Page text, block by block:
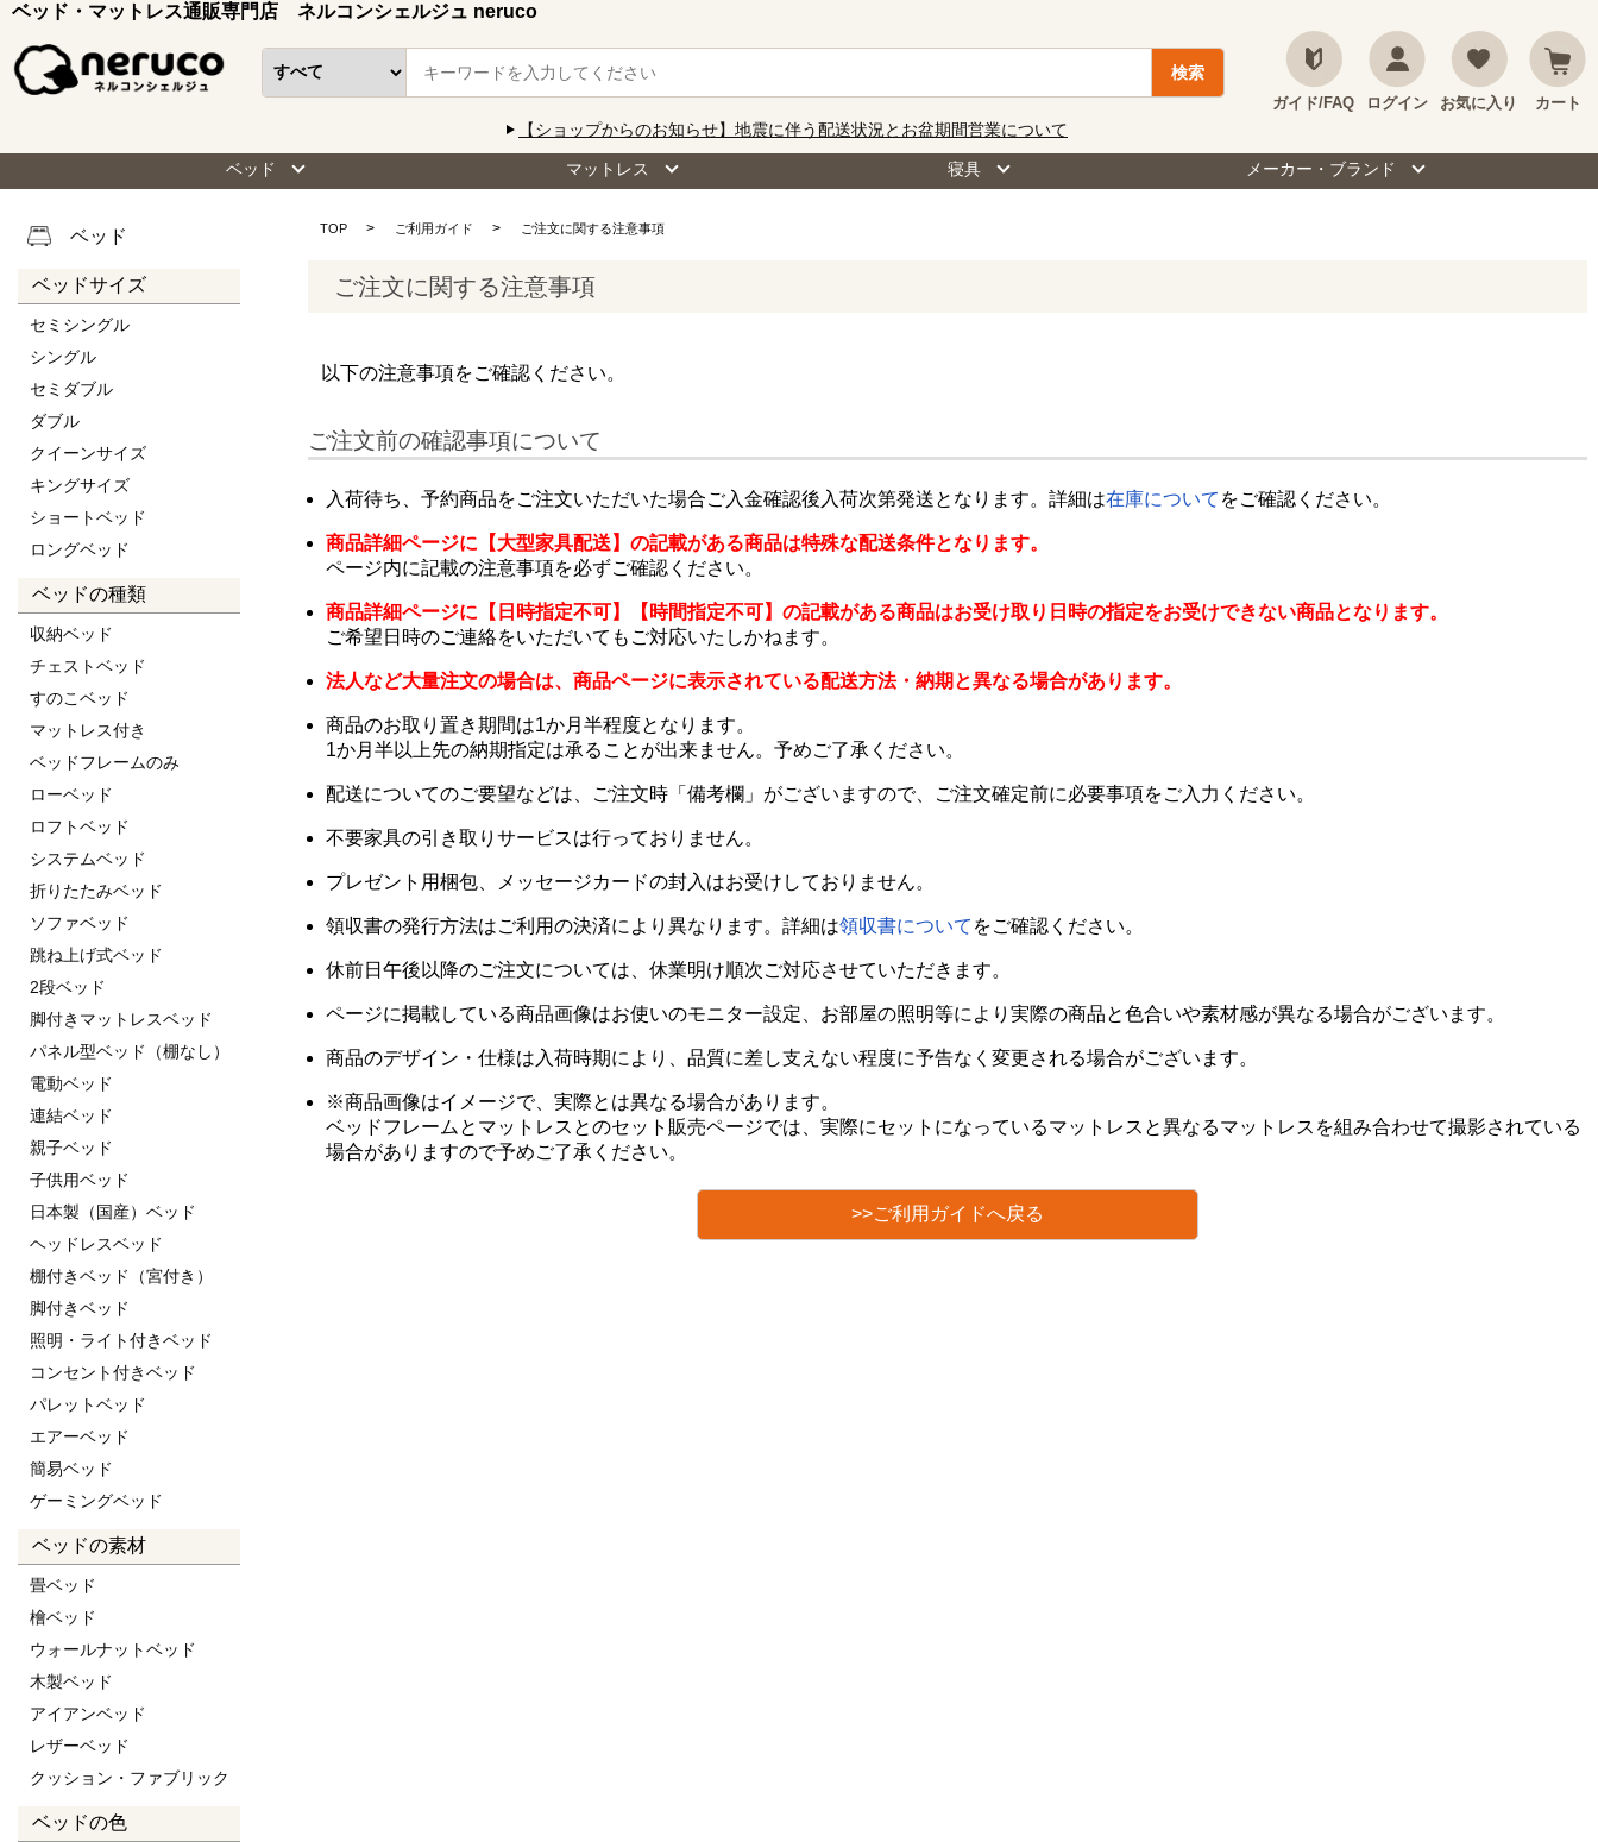
ベッド・マットレス通販専門店 ネルコンシェルジュ neruco
ガイド/FAQ ログイン お気に入り カート
【ショップからのお知らせ】地震に伴う配送状況とお盆期間営業について
ベッド マットレス 寝具 メーカー・ブランド
ベッド
ベッドサイズ
セミシングル
シングル
セミダブル
ダブル
クイーンサイズ
キングサイズ
ショートベッド
ロングベッド
ベッドの種類
収納ベッド
チェストベッド
すのこベッド
マットレス付き
ベッドフレームのみ
ローベッド
ロフトベッド
システムベッド
折りたたみベッド
ソファベッド
跳ね上げ式ベッド
2段ベッド
脚付きマットレスベッド
パネル型ベッド（棚なし）
電動ベッド
連結ベッド
親子ベッド
子供用ベッド
日本製（国産）ベッド
ヘッドレスベッド
棚付きベッド（宮付き）
脚付きベッド
照明・ライト付きベッド
コンセント付きベッド
パレットベッド
エアーベッド
簡易ベッド
ゲーミングベッド
ベッドの素材
畳ベッド
檜ベッド
ウォールナットベッド
木製ベッド
アイアンベッド
レザーベッド
クッション・ファブリック
ベッドの色
TOP ご利用ガイド ご注文に関する注意事項
ご注文に関する注意事項
以下の注意事項をご確認ください。
ご注文前の確認事項について
入荷待ち、予約商品をご注文いただいた場合ご入金確認後入荷次第発送となります。詳細は在庫について をご確認ください。
商品詳細ページに【大型家具配送】の記載がある商品は特殊な配送条件となります。
ページ内に記載の注意事項を必ずご確認ください。
商品詳細ページに【日時指定不可】【時間指定不可】の記載がある商品はお受け取り日時の指定をお受けできない商品となります。
ご希望日時のご連絡をいただいてもご対応いたしかねます。
法人など大量注文の場合は、商品ページに表示されている配送方法・納期と異なる場合があります。
商品のお取り置き期間は1か月半程度となります。
1か月半以上先の納期指定は承ることが出来ません。予めご了承ください。
配送についてのご要望などは、ご注文時「備考欄」がございますので、ご注文確定前に必要事項をご入力ください。
不要家具の引き取りサービスは行っておりません。
プレゼント用梱包、メッセージカードの封入はお受けしておりません。
領収書の発行方法はご利用の決済により異なります。詳細は領収書について をご確認ください。
休前日午後以降のご注文については、休業明け順次ご対応させていただきます。
ページに掲載している商品画像はお使いのモニター設定、お部屋の照明等により実際の商品と色合いや素材感が異なる場合がございます。
商品のデザイン・仕様は入荷時期により、品質に差し支えない程度に予告なく変更される場合がございます。
※商品画像はイメージで、実際とは異なる場合があります。
ベッドフレームとマットレスとのセット販売ページでは、実際にセットになっているマットレスと異なるマットレスを組み合わせて撮影されている
場合がありますので予めご了承ください。
>>ご利用ガイドへ戻る